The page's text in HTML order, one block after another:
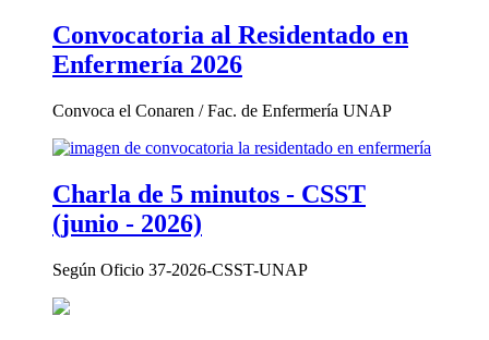
Convocatoria al Residentado en
Enfermería 2026
Convoca el Conaren / Fac. de Enfermería UNAP
Charla de 5 minutos - CSST
(junio - 2026)
Según Oficio 37-2026-CSST-UNAP